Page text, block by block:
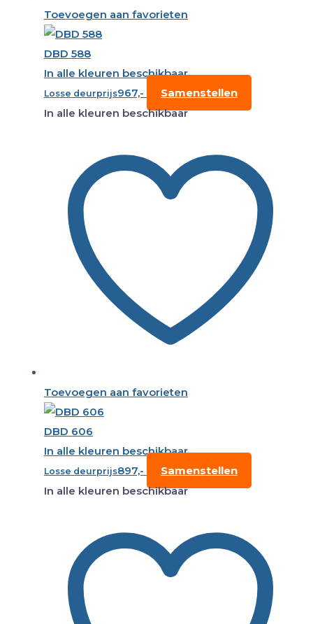
Toevoegen aan favorieten
DBD 588
In alle kleuren beschikbaar
Losse deurprijs967,-
Samenstellen
In alle kleuren beschikbaar
Toevoegen aan favorieten
DBD 606
In alle kleuren beschikbaar
Losse deurprijs897,-
Samenstellen
In alle kleuren beschikbaar